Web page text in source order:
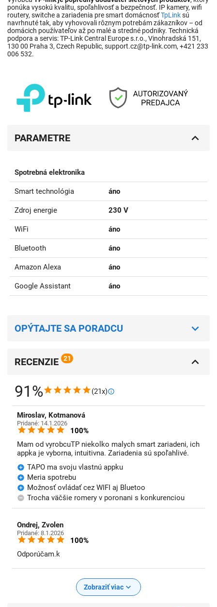
ponúka vysokú kvalitu, spoľahlivosť a bezpečnosť. IP kamery, wifi
routery, switche a zariadenia pre smart domácnosťTpLinksú
navrhnuté tak, aby vyhovovali rôznym potrebám zákazníkov – od
domácich používateľov až po malé a stredné podniky. Technická
podpora a servis: TP-Link Central Europe s.r.o., Vinohradská 151,
130 00 Praha 3, Czech Republic, support.cz@tp-link.com, +421 233
006 532.
PARAMETRE
Spotrebná elektronika
Smart technológia áno
Zdroj energie 230 V
WiFi áno
Bluetooth áno
Amazon Alexa áno
Google Assistant áno
OPÝTAJTE SA PORADCU
RECENZIE 21
91% (21x)
Miroslav, Kotmanová
Pridané: 14.1.2026
100%
Mam od vyrobcuTP niekolko malych smart zariadeni, ich
appka je vyborna, intuitivna. Zariadenia sú spoľahlivé.
TAPO ma svoju vlastnú appku
Meria spotrebu
Možnosť ovládať cez WIFI aj Bluetoo
Trocha väčšie romery v poronani s konkurenciou
Ondrej, Zvolen
Pridané: 8.1.2026
100%
Odporúčam.k
Zobraziť viac